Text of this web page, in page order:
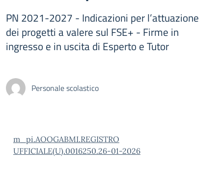
PN 2021-2027 - Indicazioni per l’attuazione
dei progetti a valere sul FSE+ - Firme in
ingresso e in uscita di Esperto e Tutor
Personale scolastico
m_pi.AOOGABMI.REGISTRO
UFFICIALE(U).0016250.26-01-2026